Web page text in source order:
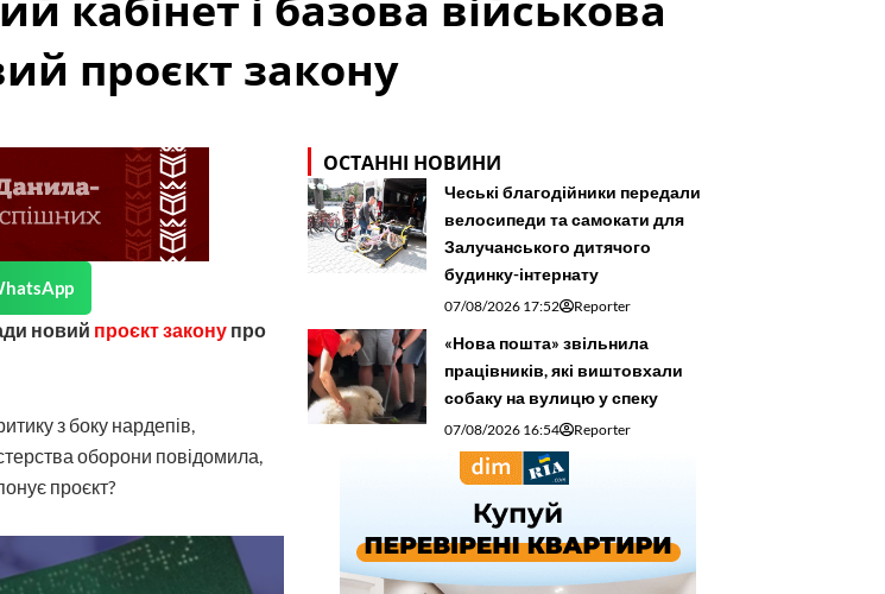
проєкт закону
новий проєкт закону про
з боку нардепів,
оборони повідомила,
проєкт?
ОСТАННІ НОВИНИ
Чеські благодійники передали
велосипеди та самокати для
Залучанського дитячого
будинку-інтернату
07/08/2026 17:52 Reporter
«Нова пошта» звільнила
працівників, які виштовхали
собаку на вулицю у спеку
07/08/2026 16:54 Reporter